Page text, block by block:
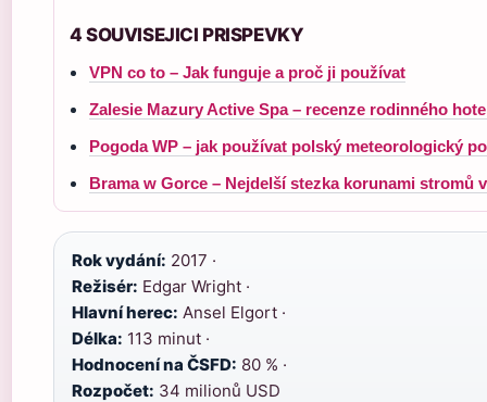
4 SOUVISEJICI PRISPEVKY
VPN co to – Jak funguje a proč ji používat
Zalesie Mazury Active Spa – recenze rodinného
Pogoda WP – jak používat polský meteorologický
Brama w Gorce – Nejdelší stezka korunami stromů
Rok vydání: 2017 ·
Režisér: Edgar Wright ·
Hlavní herec: Ansel Elgort ·
Délka: 113 minut ·
Hodnocení na ČSFD: 80 % ·
Rozpočet: 34 milionů USD